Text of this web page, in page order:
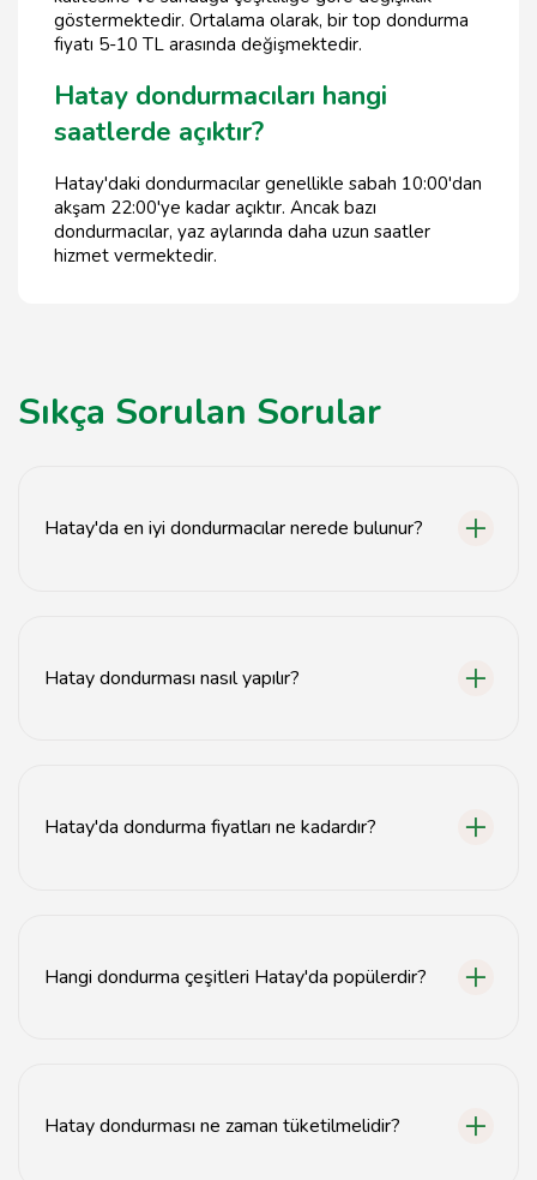
göstermektedir. Ortalama olarak, bir top dondurma
fiyatı 5-10 TL arasında değişmektedir.
Hatay dondurmacıları hangi
saatlerde açıktır?
Hatay'daki dondurmacılar genellikle sabah 10:00'dan
akşam 22:00'ye kadar açıktır. Ancak bazı
dondurmacılar, yaz aylarında daha uzun saatler
hizmet vermektedir.
Sıkça Sorulan Sorular
Hatay'da en iyi dondurmacılar nerede bulunur?
Hatay dondurması nasıl yapılır?
Hatay'da dondurma fiyatları ne kadardır?
Hangi dondurma çeşitleri Hatay'da popülerdir?
Hatay dondurması ne zaman tüketilmelidir?